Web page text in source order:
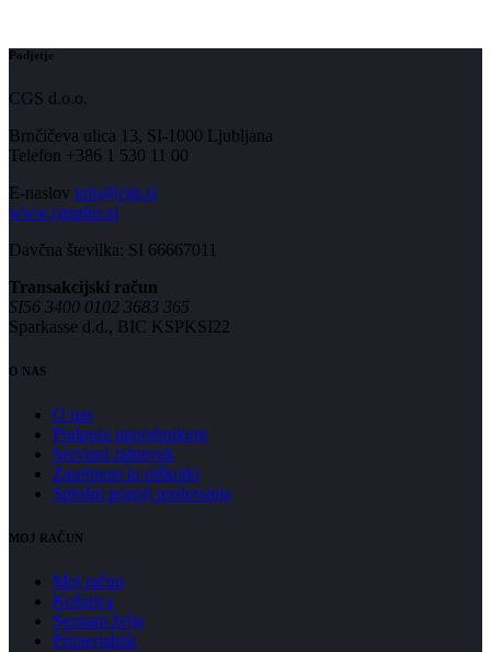
Podjetje
CGS d.o.o.
Brnčičeva ulica 13, SI-1000 Ljubljana
Telefon +386 1 530 11 00
E-naslov info@cgs.si
www.cgsplus.si
Davčna številka: SI 66667011
Transakcijski račun
SI56 3400 0102 3683 365
Sparkasse d.d., BIC KSPKSI22
O NAS
O nas
Podpora uporabnikom
Servisni zahtevek
Zasebnost in piškotki
Splošni pogoji poslovanja
MOJ RAČUN
Moj račun
Košarica
Seznam želja
Primerjalnik